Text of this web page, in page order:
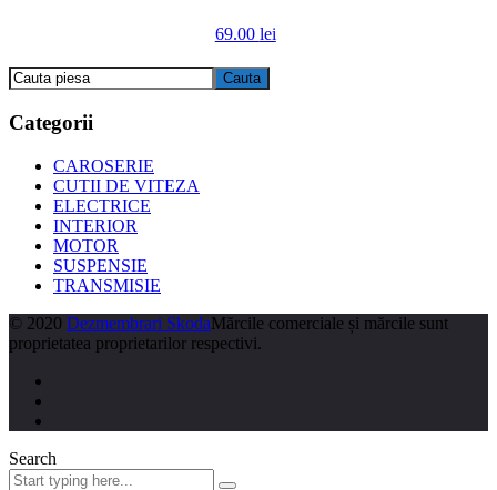
69.00 lei
Categorii
CAROSERIE
CUTII DE VITEZA
ELECTRICE
INTERIOR
MOTOR
SUSPENSIE
TRANSMISIE
© 2020 Dezmembrari SkodaMărcile comerciale și mărcile sunt
proprietatea proprietarilor respectivi.
Search